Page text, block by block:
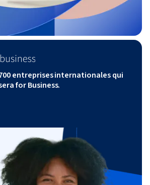
entreprises internationales qui
for Business.